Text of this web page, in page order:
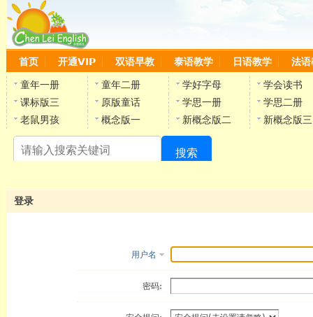
首页 开通VIP 双语早教 泰语教学 日语教学 法语
童年一册 童年二册 学好字母
学会读书
课标版三
原版童话 学思一册
学思二册
老鼠男孩
概念版一 新概念版二 新概念版三
搜索
登录
用户名
密码: